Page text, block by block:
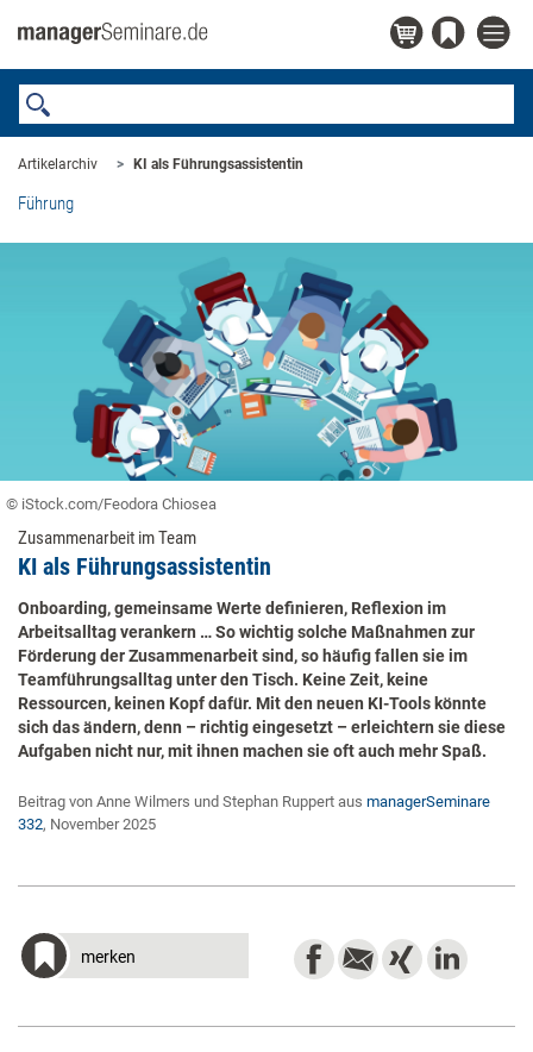
Artikelarchiv KI als Führungsassistentin
Führung
© iStock.com/Feodora Chiosea
Zusammenarbeit im Team
KI als Führungsassistentin
Onboarding, gemeinsame Werte definieren, Reflexion im
Arbeitsalltag verankern … So wichtig solche Maßnahmen zur
Förderung der Zusammenarbeit sind, so häufig fallen sie im
Teamführungsalltag unter den Tisch. Keine Zeit, keine
Ressourcen, keinen Kopf dafür. Mit den neuen KI-Tools könnte
sich das ändern, denn – richtig eingesetzt – erleichtern sie diese
Aufgaben nicht nur, mit ihnen machen sie oft auch mehr Spaß.
Beitrag von Anne Wilmers und Stephan Ruppert aus managerSeminare
332, November 2025
merken